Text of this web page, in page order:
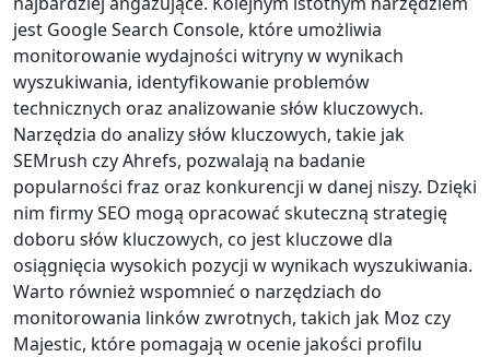
jest Google Search Console, które umożliwia
monitorowanie wydajności witryny w wynikach
wyszukiwania, identyfikowanie problemów
technicznych oraz analizowanie słów kluczowych.
Narzędzia do analizy słów kluczowych, takie jak
SEMrush czy Ahrefs, pozwalają na badanie
popularności fraz oraz konkurencji w danej niszy. Dzięki
nim firmy SEO mogą opracować skuteczną strategię
doboru słów kluczowych, co jest kluczowe dla
osiągnięcia wysokich pozycji w wynikach wyszukiwania.
Warto również wspomnieć o narzędziach do
monitorowania linków zwrotnych, takich jak Moz czy
Majestic, które pomagają w ocenie jakości profilu